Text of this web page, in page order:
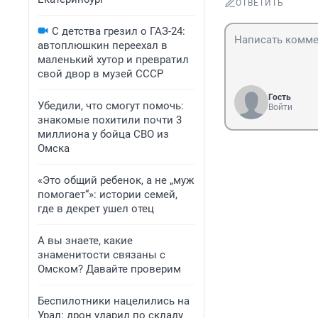
С детства грезил о ГАЗ-24:
автоплюшкин переехал в
маленький хутор и превратил
свой двор в музей СССР
Убедили, что смогут помочь:
знакомые похитили почти 3
миллиона у бойца СВО из
Омска
«Это общий ребенок, а не „муж
помогает“»: истории семей,
где в декрет ушел отец
А вы знаете, какие
знаменитости связаны с
Омском? Давайте проверим
Беспилотники нацелились на
Урал: дрон ударил по складу
ОТВЕТИТЬ
Гость
Войти